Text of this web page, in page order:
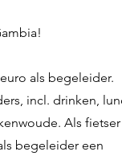
als begeleider.
incl. drinken,
Als fietser
begeleider een